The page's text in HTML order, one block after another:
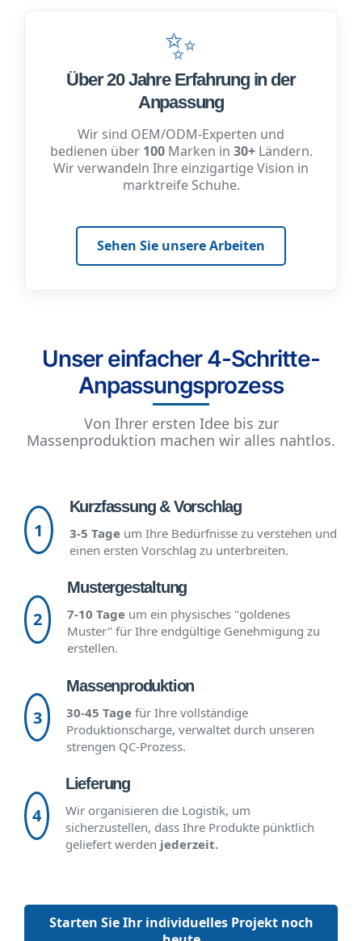
✨
Über 20 Jahre Erfahrung in der
Anpassung
Wir sind OEM/ODM-Experten und
bedienen über 100Marken in 30+Ländern.
Wir verwandeln Ihre einzigartige Vision in
marktreife Schuhe.
Sehen Sie unsere Arbeiten
Unser einfacher 4-Schritte-
Anpassungsprozess
Von Ihrer ersten Idee bis zur
Massenproduktion machen wir alles nahtlos.
1
Kurzfassung & Vorschlag
3-5 Tageum Ihre Bedürfnisse zu verstehen und
einen ersten Vorschlag zu unterbreiten.
2
Mustergestaltung
7-10 Tage um ein physisches "goldenes
Muster" für Ihre endgültige Genehmigung zu
erstellen.
3
Massenproduktion
30-45 Tage für Ihre vollständige
Produktionscharge, verwaltet durch unseren
strengen QC-Prozess.
4
Lieferung
Wir organisieren die Logistik, um
sicherzustellen, dass Ihre Produkte pünktlich
geliefert werden jederzeit.
Starten Sie Ihr individuelles Projekt noch